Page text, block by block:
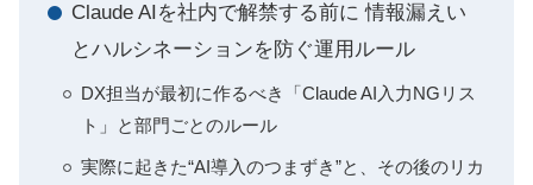
Claude AIを社内で解禁する前に 情報漏えい
とハルシネーションを防ぐ運用ルール
DX担当が最初に作るべき「Claude AI入力NGリス
ト」と部門ごとのルール
実際に起きた“AI導入のつまずき”と、その後のリカ